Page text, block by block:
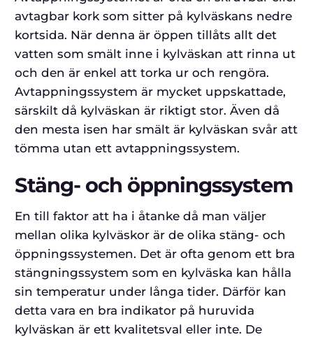
avtagbar kork som sitter på kylväskans nedre
kortsida. När denna är öppen tillåts allt det
vatten som smält inne i kylväskan att rinna ut
och den är enkel att torka ur och rengöra.
Avtappningssystem är mycket uppskattade,
särskilt då kylväskan är riktigt stor. Även då
den mesta isen har smält är kylväskan svår att
tömma utan ett avtappningssystem.
Stäng- och öppningssystem
En till faktor att ha i åtanke då man väljer
mellan olika kylväskor är de olika stäng- och
öppningssystemen. Det är ofta genom ett bra
stängningssystem som en kylväska kan hålla
sin temperatur under långa tider. Därför kan
detta vara en bra indikator på huruvida
kylväskan är ett kvalitetsval eller inte. De